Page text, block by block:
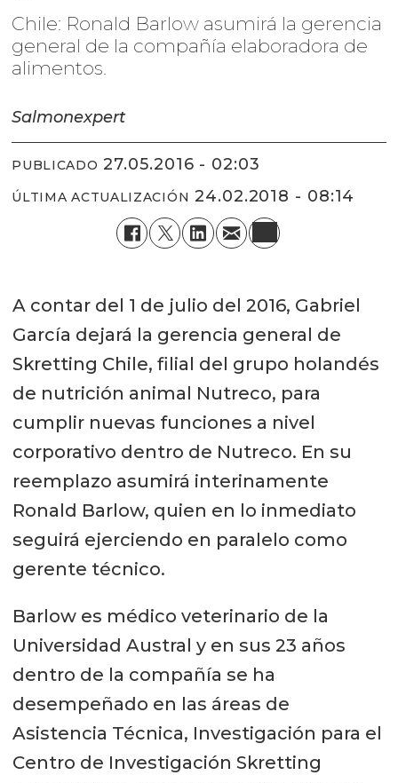
Chile: Ronald Barlow asumirá la gerencia
general de la compañía elaboradora de
alimentos.
Salmonexpert
PUBLICADO 27.05.2016 - 02:03
ÚLTIMA ACTUALIZACIÓN 24.02.2018 - 08:14
A contar del 1 de julio del 2016, Gabriel
García dejará la gerencia general de
Skretting Chile, filial del grupo holandés
de nutrición animal Nutreco, para
cumplir nuevas funciones a nivel
corporativo dentro de Nutreco. En su
reemplazo asumirá interinamente
Ronald Barlow, quien en lo inmediato
seguirá ejerciendo en paralelo como
gerente técnico.
Barlow es médico veterinario de la
Universidad Austral y en sus 23 años
dentro de la compañía se ha
desempeñado en las áreas de
Asistencia Técnica, Investigación para el
Centro de Investigación Skretting